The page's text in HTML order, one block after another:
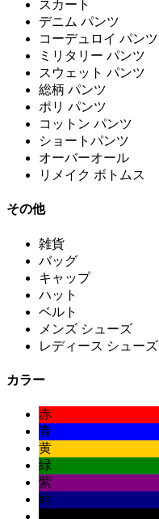
スカート
デニム パンツ
コーデュロイ パンツ
ミリタリー パンツ
スウェット パンツ
総柄 パンツ
ポリ パンツ
コットン パンツ
ショートパンツ
オーバーオール
リメイク ボトムス
その他
雑貨
バッグ
キャップ
ハット
ベルト
メンズ シューズ
レディース シューズ
カラー
赤
青
黄
緑
紫
紺